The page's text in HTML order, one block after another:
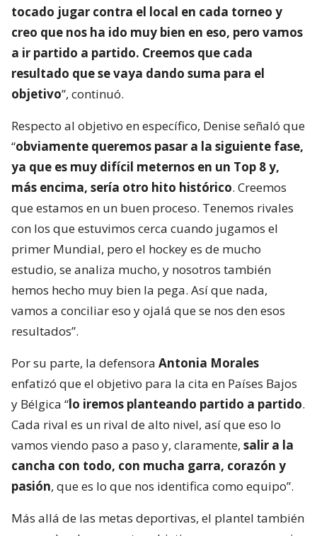
tocado jugar contra el local en cada torneo y
creo que nos ha ido muy bien en eso, pero vamos
a ir partido a partido. Creemos que cada
resultado que se vaya dando suma para el
objetivo”, continuó.
Respecto al objetivo en específico, Denise señaló que
“obviamente queremos pasar a la siguiente fase,
ya que es muy difícil meternos en un Top 8 y,
más encima, sería otro hito histórico. Creemos
que estamos en un buen proceso. Tenemos rivales
con los que estuvimos cerca cuando jugamos el
primer Mundial, pero el hockey es de mucho
estudio, se analiza mucho, y nosotros también
hemos hecho muy bien la pega. Así que nada,
vamos a conciliar eso y ojalá que se nos den esos
resultados”.
Por su parte, la defensora Antonia Morales
enfatizó que el objetivo para la cita en Países Bajos
y Bélgica “lo iremos planteando partido a partido.
Cada rival es un rival de alto nivel, así que eso lo
vamos viendo paso a paso y, claramente, salir a la
cancha con todo, con mucha garra, corazón y
pasión, que es lo que nos identifica como equipo”.
Más allá de las metas deportivas, el plantel también